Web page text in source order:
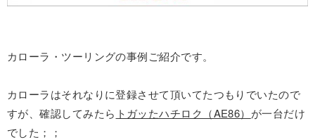
カローラ・ツーリングの事例ご紹介です。
カローラはそれなりに登録させて頂いてたつもりでいたので
すが、確認してみたら トガッたハチロク（AE86） が一台だけ
でした；；